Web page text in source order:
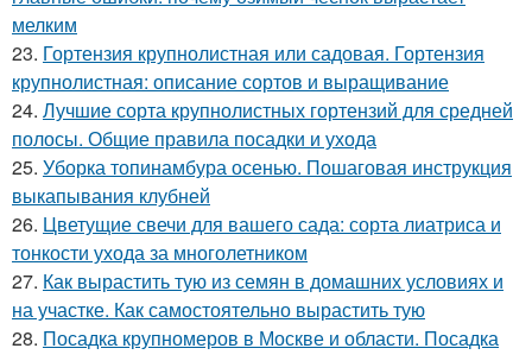
мелким
23. Гортензия крупнолистная или садовая. Гортензия
крупнолистная: описание сортов и выращивание
24. Лучшие сорта крупнолистных гортензий для средней
полосы. Общие правила посадки и ухода
25. Уборка топинамбура осенью. Пошаговая инструкция
выкапывания клубней
26. Цветущие свечи для вашего сада: сорта лиатриса и
тонкости ухода за многолетником
27. Как вырастить тую из семян в домашних условиях и
на участке. Как самостоятельно вырастить тую
28. Посадка крупномеров в Москве и области. Посадка